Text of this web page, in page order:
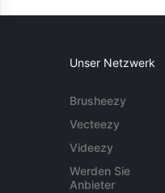
Unser Netzwerk
Brusheezy
Vecteezy
Videezy
Werden Sie
Anbieter